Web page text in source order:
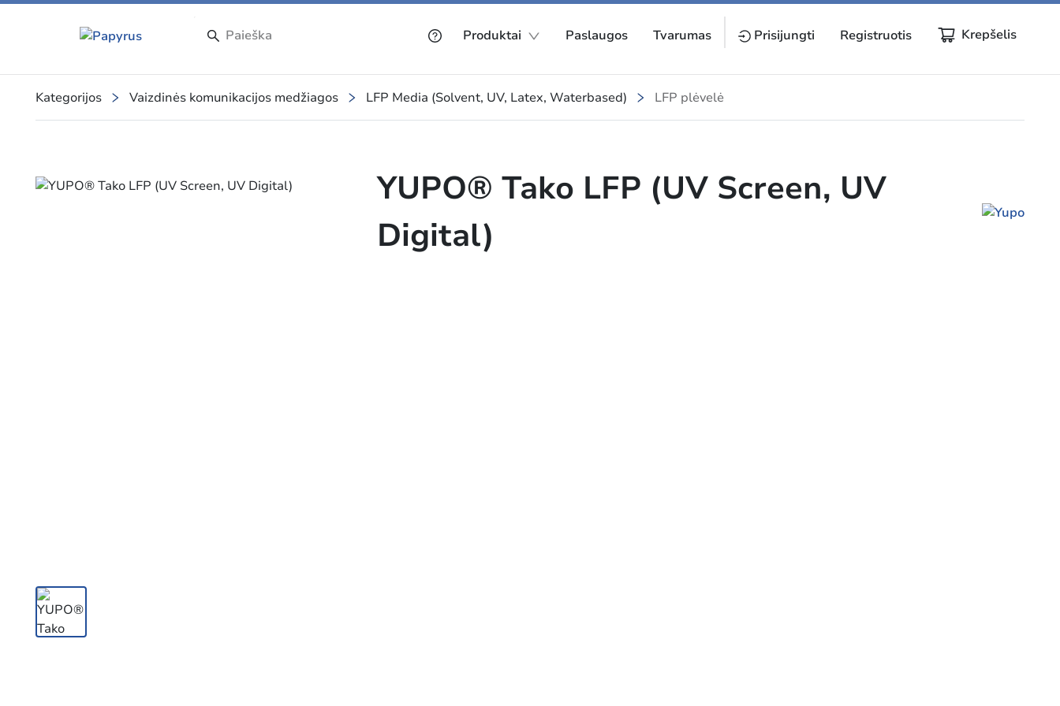
Produktai Paslaugos Tvarumas Prisijungti Registruotis Krepšelis
Kategorijos Vaizdinės komunikacijos medžiagos LFP Media (Solvent, UV, Latex, Waterbased) LFP plėvelė
Slide 1 of 1
YUPO® Tako LFP (UV Screen, UV
Digital)